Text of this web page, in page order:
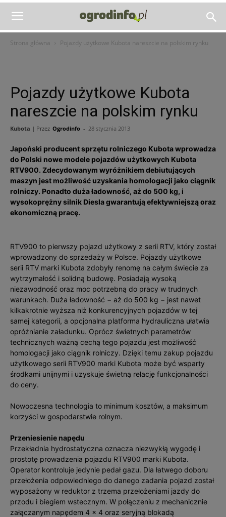
Strona główna Pojazdy użytkowe Kubota nareszcie na polskim rynku
Pojazdy użytkowe Kubota
nareszcie na polskim rynku
Kubota | Przez Ogrodinfo - 28 stycznia 2013
Japoński producent sprzętu rolniczego Kubota wprowadza
do Polski nowe modele pojazdów użytkowych Kubota
RTV900. Zdecydowanym wyróżnikiem debiutujących
maszyn jest możliwość uzyskania homologacji jako ciągnik
rolniczy. Ponadto duża ładowność, aż do 500 kg, i
wysokoprężny silnik Diesla gwarantują efektywniejszą oraz
ekonomiczną pracę.
RTV900 to pierwszy pojazd użytkowy z serii RTV, który został
wprowadzony do sprzedaży w Polsce. Pojazdy użytkowe
serii RTV marki Kubota zdobyły renomę na całym świecie za
wytrzymałość i solidną budowę. Posiadają wysoką
niezawodność oraz moc potrzebną do pracy w trudnych
warunkach. Duża ładowność − aż do 500 kg − jest nawet
kilkakrotnie wyższa niż konkurencyjnych pojazdów w tej
samej kategorii, a opcjonalna platforma hydrauliczna ułatwia
opróżnianie załadunku. Oprócz świetnych parametrów
technicznych ważną cechą tego pojazdu jest możliwość
homologacji jako ciągnik rolniczy. Dzięki temu zakup pojazdu
użytkowego serii RTV900 marki Kubota może być wsparty
środkami unijnymi i uzyskuje świetną relację funkcjonalności
do ceny.
Nowoczesna technologia to minimum kosztów, a maksimum
korzyści w gospodarstwie rolnym.
Przeniesienie napędu
Przekładnia hydrostatyczna oznacza niezwykłą wygodę i
prostotę prowadzenia pojazdu RTV900 marki Kubota.
Operator kontroluje jedynie pedał gazu. Dla łatwego doboru
przełożenia odpowiedniego do danego zadania pojazd został
wyposażony w reduktor z trzema przełożeniami jazdy do
przodu i biegiem wstecznym. W połączeniu z mechanicznie
załączanym napędem 4 × 4 oraz seryjną blokadą